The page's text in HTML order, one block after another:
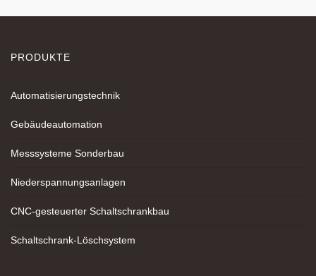
PRODUKTE
Automatisierungstechnik
Gebäudeautomation
Messsysteme Sonderbau
Niederspannungsanlagen
CNC-gesteuerter Schaltschrankbau
Schaltschrank-Löschsystem